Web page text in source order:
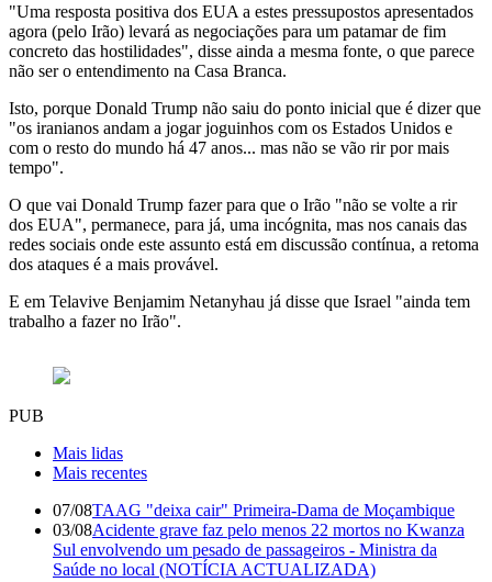
"Uma resposta positiva dos EUA a estes pressupostos apresentados
agora (pelo Irão) levará as negociações para um patamar de fim
concreto das hostilidades", disse ainda a mesma fonte, o que parece
não ser o entendimento na Casa Branca.
Isto, porque Donald Trump não saiu do ponto inicial que é dizer que
"os iranianos andam a jogar joguinhos com os Estados Unidos e
com o resto do mundo há 47 anos... mas não se vão rir por mais
tempo".
O que vai Donald Trump fazer para que o Irão "não se volte a rir
dos EUA", permanece, para já, uma incógnita, mas nos canais das
redes sociais onde este assunto está em discussão contínua, a retoma
dos ataques é a mais provável.
E em Telavive Benjamim Netanyhau já disse que Israel "ainda tem
trabalho a fazer no Irão".
PUB
Mais lidas
Mais recentes
07/08TAAG "deixa cair" Primeira-Dama de Moçambique
03/08Acidente grave faz pelo menos 22 mortos no Kwanza
Sul envolvendo um pesado de passageiros - Ministra da
Saúde no local (NOTÍCIA ACTUALIZADA)